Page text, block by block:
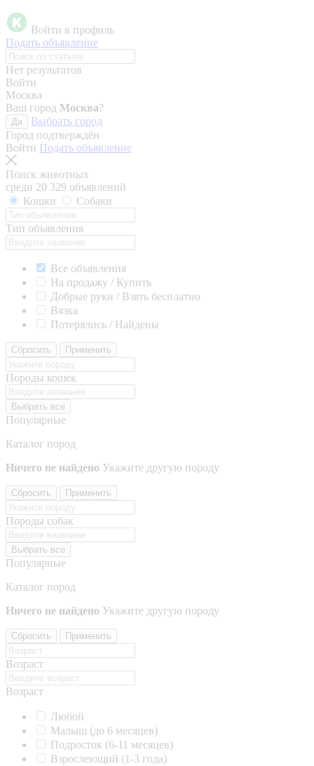
Войти в профиль
Подать объявление
Нет результатов
Войти
Москва
Ваш город Москва?
Да
Выбрать город
Город подтверждён
Войти Подать объявление
Поиск животных
среди 20 329 объявлений
Кошки
Собаки
Тип объявления
Все объявления
На продажу / Купить
Добрые руки / Взять бесплатно
Вязка
Потерялись / Найдены
Сбросить Применить
Породы кошек
Выбрать все
Популярные
Каталог пород
Ничего не найдено Укажите другую породу
Сбросить Применить
Породы собак
Выбрать все
Популярные
Каталог пород
Ничего не найдено Укажите другую породу
Сбросить Применить
Возраст
Возраст
Любой
Малыш (до 6 месяцев)
Подросток (6-11 месяцев)
Взрослеющий (1-3 года)